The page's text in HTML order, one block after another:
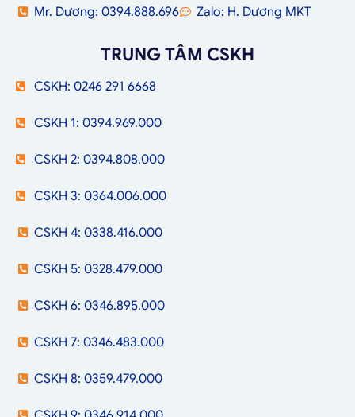
Mr. Dương: 0394.888.696 Zalo: H. Dương MKT
TRUNG TÂM CSKH
CSKH: 0246 291 6668
CSKH 1: 0394.969.000
CSKH 2: 0394.808.000
CSKH 3: 0364.006.000
CSKH 4: 0338.416.000
CSKH 5: 0328.479.000
CSKH 6: 0346.895.000
CSKH 7: 0346.483.000
CSKH 8: 0359.479.000